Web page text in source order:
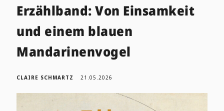
Erzählband: Von Einsamkeit
und einem blauen
Mandarinenvogel
CLAIRE SCHMARTZ 21.05.2026